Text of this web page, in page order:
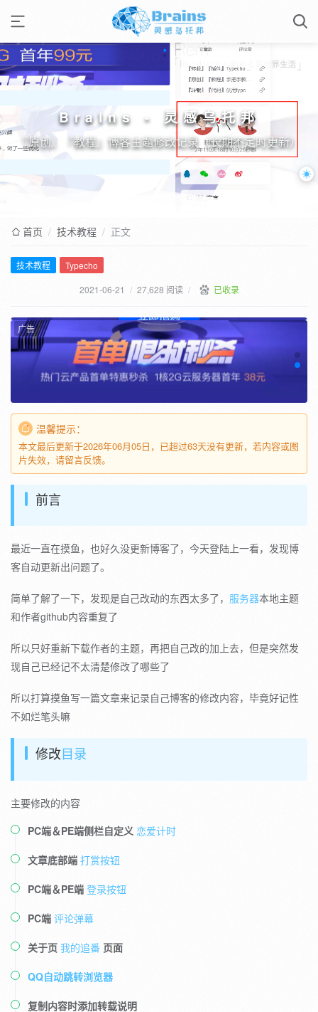
Brains - 灵感乌托邦
『原创』『教程』博客主题修改记录（长期不定时更新）
首页 / 技术教程 / 正文
技术教程
Typecho
2021-06-21 / 27,628 阅读 / 已收录
广告
温馨提示：
本文最后更新于2026年06月05日，已超过63天没有更新，若内容或图
片失效，请留言反馈。
前言
最近一直在摸鱼，也好久没更新博客了，今天登陆上一看，发现博
客自动更新出问题了。
简单了解了一下，发现是自己改动的东西太多了， 服务器本地主题
和作者github内容重复了
所以只好重新下载作者的主题，再把自己改的加上去，但是突然发
现自己已经记不太清楚修改了哪些了
所以打算摸鱼写一篇文章来记录自己博客的修改内容，毕竟好记性
不如烂笔头嘛
修改目录
主要修改的内容
PC端＆PE端侧栏自定义 恋爱计时
文章底部端 打赏按钮
PC端＆PE端 登录按钮
PC端 评论弹幕
关于页 我的追番 页面
QQ自动跳转浏览器
复制内容时添加转载说明